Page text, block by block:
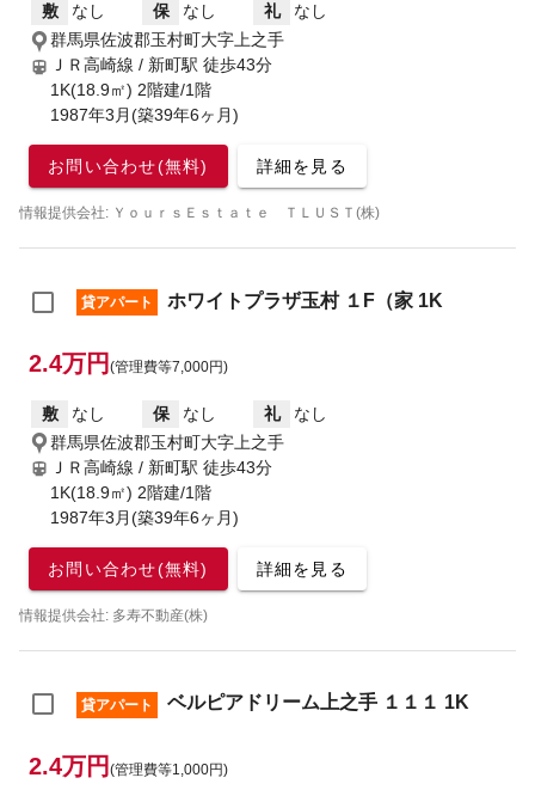
敷 なし 保 なし 礼
なし
群馬県佐波郡玉村町大字上之手
ＪＲ高崎線 / 新町駅 徒歩43分
1K(18.9㎡) 2階建/1階
1987年3月(築39年6ヶ月)
お問い合わせ(無料) 詳細を見る
情報提供会社: ＹｏｕｒｓＥｓｔａｔｅ ＴＬＵＳＴ(株)
貸アパート ホワイトプラザ玉村 １F（家 1K
2.4万円 (管理費等7,000円)
敷 なし 保 なし 礼
なし
群馬県佐波郡玉村町大字上之手
ＪＲ高崎線 / 新町駅 徒歩43分
1K(18.9㎡) 2階建/1階
1987年3月(築39年6ヶ月)
お問い合わせ(無料) 詳細を見る
情報提供会社: 多寿不動産(株)
貸アパート ベルピアドリーム上之手 １１１ 1K
2.4万円 (管理費等1,000円)